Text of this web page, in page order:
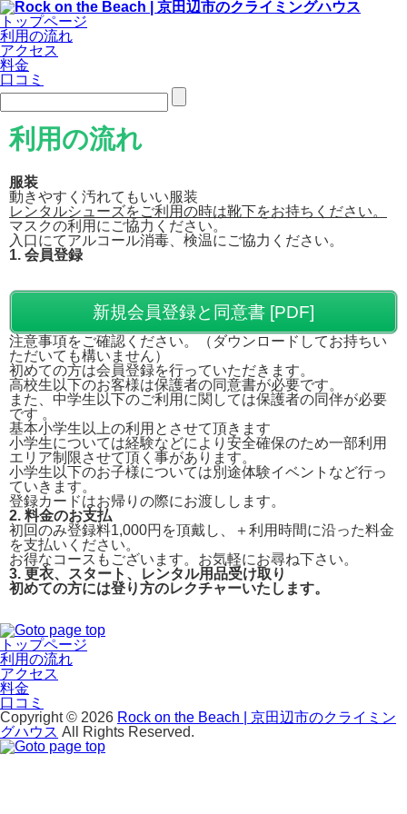
トップページ
利用の流れ
アクセス
料金
口コミ
利用の流れ
服装
動きやすく汚れてもいい服装
レンタルシューズをご利用の時は靴下をお持ちください。
マスクの利用にご協力ください。
入口にてアルコール消毒、検温にご協力ください。
1. 会員登録
新規会員登録と同意書 [PDF]
注意事項をご確認ください。（ダウンロードしてお持ちい
ただいても構いません）
初めての方は会員登録を行っていただきます。
高校生以下のお客様は保護者の同意書が必要です。
また、中学生以下のご利用に関しては保護者の同伴が必要
です 。
基本小学生以上の利用とさせて頂きます
小学生については経験などにより安全確保のため一部利用
エリア制限させて頂く事があります。
小学生以下のお子様については別途体験イベントなど行っ
ていきます。
登録カードはお帰りの際にお渡しします。
2. 料金のお支払
初回のみ登録料1,000円を頂戴し、＋利用時間に沿った料金
を支払いください。
お得なコースもございます。お気軽にお尋ね下さい。
3. 更衣、スタート、レンタル用品受け取り
初めての方には登り方のレクチャーいたします。
トップページ
利用の流れ
アクセス
料金
口コミ
Copyright © 2026 Rock on the Beach | 京田辺市のクライミン
グハウス All Rights Reserved.